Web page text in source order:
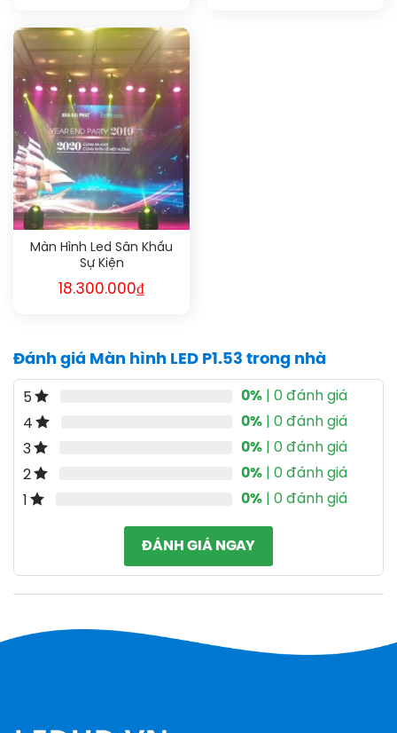
Màn Hình Led Sân Khấu
Sự Kiện
18.300.000₫
Đánh giá Màn hình LED P1.53 trong nhà
5 0% | 0 đánh giá
4
0% | 0 đánh giá
3
0% | 0 đánh giá
2
0% | 0 đánh giá
1
0% | 0 đánh giá
ĐÁNH GIÁ NGAY